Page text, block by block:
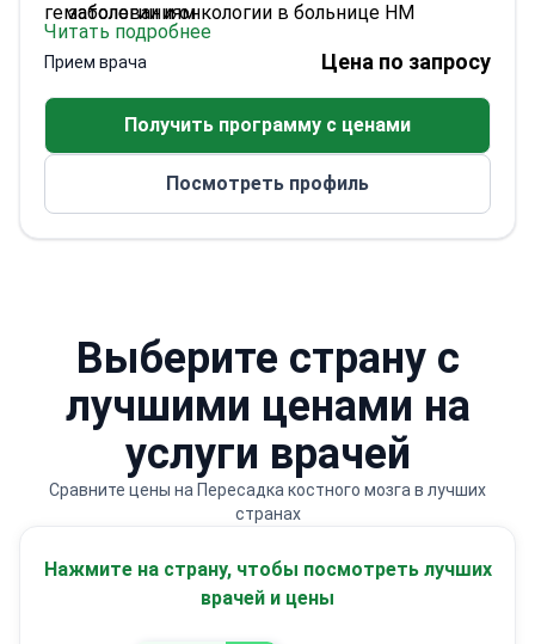
Выберите страну с
лучшими ценами на
услуги врачей
Сравните цены на Пересадка костного мозга в лучших
странах
Нажмите на страну, чтобы посмотреть лучших
врачей и цены
гематологии и онкологии в больнице HM
Montepríncipe.
заболеваниям
Специализируется на опухолях костей и
головного мозга
Прошла обучение в Мэрилендском
университете по детской гематологии/
онкологии
Автор многочисленных научных публикаций
Читать подробнее
Прием врача Цена по запросу
Получить программу с ценами
Посмотреть профиль